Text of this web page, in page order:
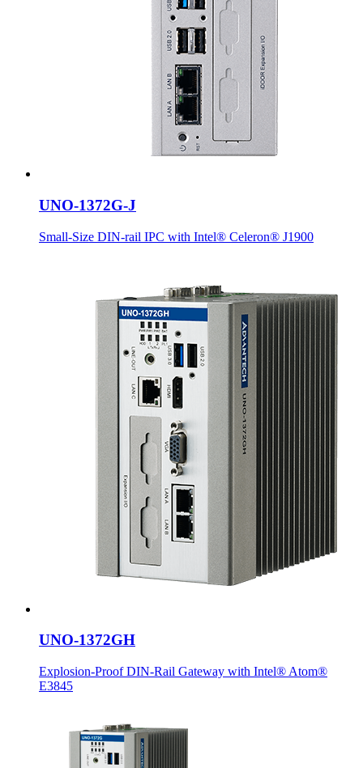
UNO-1372G-J
Small-Size DIN-rail IPC with Intel® Celeron® J1900
UNO-1372GH
Explosion-Proof DIN-Rail Gateway with Intel® Atom®
E3845